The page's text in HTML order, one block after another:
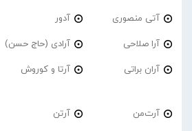
آتی منصوری آدور
آرا صلاحی آرادی (حاج حسن)
آران براتی آرتا و کوروش
آرت‌من آرتن